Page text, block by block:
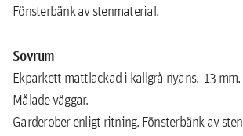
Fönsterbänk av stenmaterial.
Sovrum
Ekparkett mattlackad i kallgrå nyans, 13 mm,
Målade väggar.
Garderober enligt ritning. Fönsterbänk av